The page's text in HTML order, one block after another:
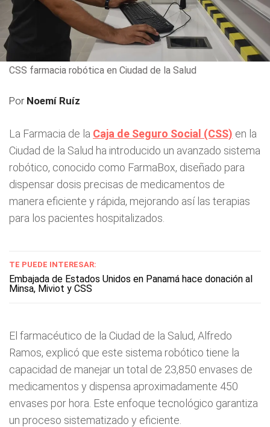
CSS farmacia robótica en Ciudad de la Salud
Por Noemí Ruíz
La Farmacia de la Caja de Seguro Social (CSS) en la
Ciudad de la Salud ha introducido un avanzado sistema
robótico, conocido como FarmaBox, diseñado para
dispensar dosis precisas de medicamentos de
manera eficiente y rápida, mejorando así las terapias
para los pacientes hospitalizados.
TE PUEDE INTERESAR:
Embajada de Estados Unidos en Panamá hace donación al
Minsa, Miviot y CSS
El farmacéutico de la Ciudad de la Salud, Alfredo
Ramos, explicó que este sistema robótico tiene la
capacidad de manejar un total de 23,850 envases de
medicamentos y dispensa aproximadamente 450
envases por hora. Este enfoque tecnológico garantiza
un proceso sistematizado y eficiente.